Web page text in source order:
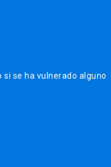
se ha vulnerado alguno